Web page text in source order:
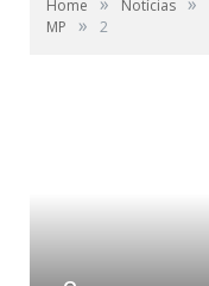
Home Notícias
MP
» 2